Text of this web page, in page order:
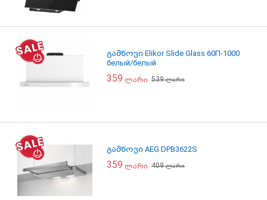
გამწოვი Elikor Slide Glass 60П-1000
белый/белый
359 ლარი 539ლარი
გამწოვი AEG DPB3622S
359 ლარი 409ლარი